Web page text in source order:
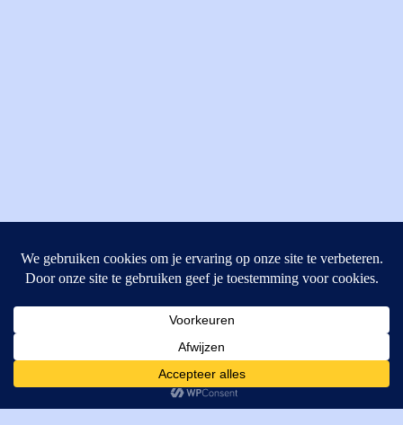
4462GE, Goes
T: +31 (0) 111-484438
M:parts@mitechniek.nl
VAT: NL862802295B01
Cookies helpen ons bij het leveren van onze diensten. Door
gebruik te maken van onze diensten, gaat u akkoord met ons
gebruik van cookies.